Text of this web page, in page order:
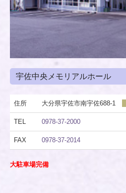
宇佐中央メモリアルホール
住所 大分県宇佐市南宇佐688-1
TEL 0978-37-2000
FAX 0978-37-2014
大駐車場完備